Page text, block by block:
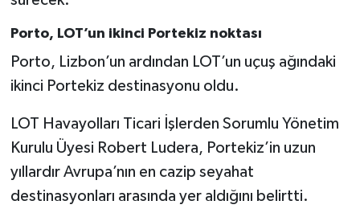
Porto, LOT’un ikinci Portekiz noktası
Porto, Lizbon’un ardından LOT’un uçuş ağındaki
ikinci Portekiz destinasyonu oldu.
LOT Havayolları Ticari İşlerden Sorumlu Yönetim
Kurulu Üyesi Robert Ludera, Portekiz’in uzun
yıllardır Avrupa’nın en cazip seyahat
destinasyonları arasında yer aldığını belirtti.